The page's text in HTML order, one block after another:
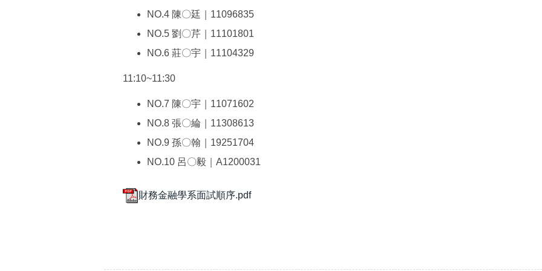
NO.4 陳〇廷｜11096835
NO.5 劉〇芹｜11101801
NO.6 莊〇宇｜11104329
11:10~11:30
NO.7 陳〇宇｜11071602
NO.8 張〇綸｜11308613
NO.9 孫〇翰｜19251704
NO.10 呂〇毅｜A1200031
財務金融學系面試順序.pdf